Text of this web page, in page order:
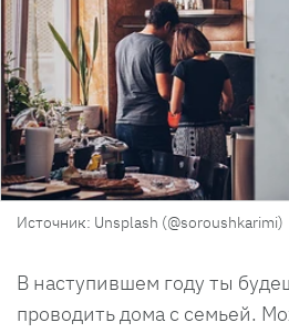
Источник: Unsplash (@soroushkarimi)
В наступившем году ты
проводить дома с семьей.